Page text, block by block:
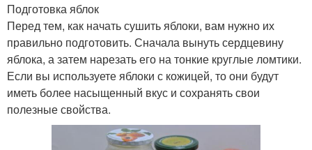
Подготовка яблок
Перед тем, как начать сушить яблоки, вам нужно их
правильно подготовить. Сначала вынуть сердцевину
яблока, а затем нарезать его на тонкие круглые ломтики.
Если вы используете яблоки с кожицей, то они будут
иметь более насыщенный вкус и сохранять свои
полезные свойства.